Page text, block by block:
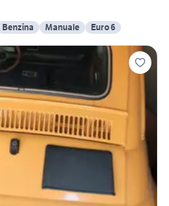
Benzina Manuale Euro 6